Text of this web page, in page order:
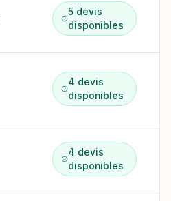
5 devis
disponibles
4 devis
disponibles
4 devis
disponibles